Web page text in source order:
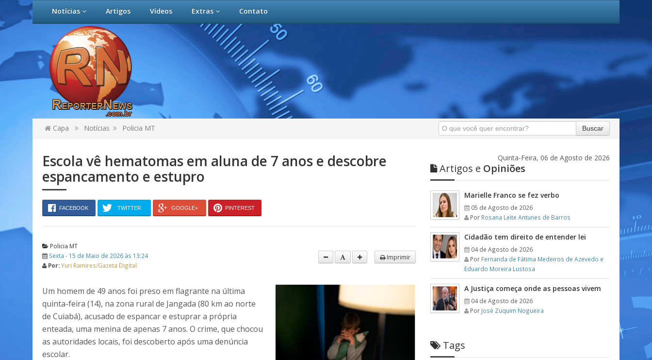
Notícias Artigos Vídeos Extras Contato
Capa Notícias Policia MT Buscar
Escola vê hematomas em aluna de 7 anos e descobre
espancamento e estupro
FACEBOOK TWITTER GOOGLE+ PINTEREST
Policia MT
Sexta - 15 de Maio de 2026 às 13:24
Por:Yuri Ramires/Gazeta Digital
Imprimir
Um homem de 49 anos foi preso em flagrante na última
quinta-feira (14), na zona rural de Jangada (80 km ao norte
de Cuiabá), acusado de espancar e estuprar a própria
enteada, uma menina de apenas 7 anos. O crime, que chocou
as autoridades locais, foi descoberto após uma denúncia
escolar.
Quinta-Feira, 06 de Agosto de 2026
Artigos e Opiniões
Marielle Franco se fez verbo
05 de Agosto de 2026
Por Rosana Leite Antunes de Barros
Cidadão tem direito de entender lei
04 de Agosto de 2026
Por Fernanda de Fátima Medeiros de Azevedo e
Eduardo Moreira Lustosa
A Justiça começa onde as pessoas vivem
04 de Agosto de 2026
Por José Zuquim Nogueira
Tags